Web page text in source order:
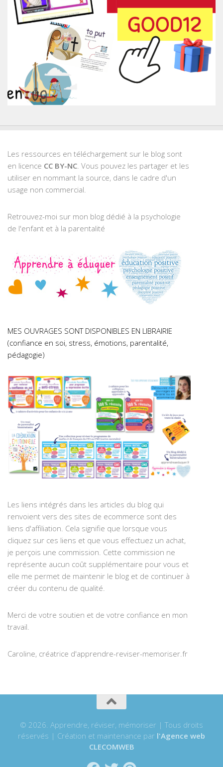
Les ressources en téléchargement sur le blog sont
en licence CC BY-NC . Vous pouvez les partager et les
utiliser en nommant la source, dans le cadre d'un
usage non commercial.
Retrouvez-moi sur mon blog dédié à la psychologie
de l'enfant et à la parentalité
MES OUVRAGES SONT DISPONIBLES EN LIBRAIRIE
(confiance en soi, stress, émotions, parentalité,
pédagogie)
Les liens intégrés dans les articles du blog qui
renvoient vers des sites de ecommerce sont des
liens d'affiliation. Cela signifie que lorsque vous
cliquez sur ces liens et que vous effectuez un achat,
je perçois une commission. Cette commission ne
représente aucun coût supplémentaire pour vous et
elle me permet de maintenir le blog et de continuer à
créer du contenu de qualité.
Merci de votre soutien et de votre confiance en mon
travail.
Caroline, créatrice d'apprendre-reviser-memoriser.fr
© 2026. Apprendre, réviser, mémoriser | Tous droits
réservés | Création et maintenance par l'Agence web
CLECOMWEB